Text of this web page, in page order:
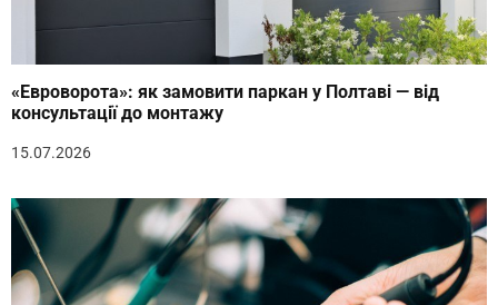
«Евроворота»: як замовити паркан у Полтаві — від
консультації до монтажу
15.07.2026